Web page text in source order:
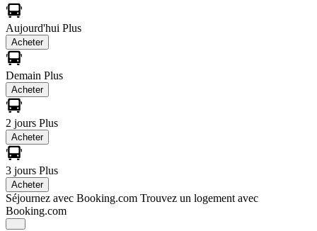
Aujourd'hui Plus
Acheter
Demain Plus
Acheter
2 jours Plus
Acheter
3 jours Plus
Acheter
Séjournez avec Booking.com Trouvez un logement avec
Booking.com